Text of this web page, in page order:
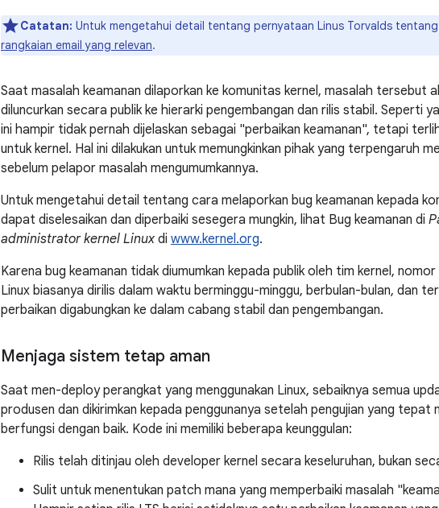
Catatan: Untuk mengetahui detail tentang pernyataan Linus Torvalds
rangkaian email yang relevan.
Saat masalah keamanan dilaporkan ke komunitas kernel, masalah tersebut
diluncurkan secara publik ke hierarki pengembangan dan rilis stabil. Seperti
ini hampir tidak pernah dijelaskan sebagai "perbaikan keamanan", tetapi
untuk kernel. Hal ini dilakukan untuk memungkinkan pihak yang terpengaruh
sebelum pelapor masalah mengumumkannya.
Untuk mengetahui detail tentang cara melaporkan bug keamanan kepada
dapat diselesaikan dan diperbaiki sesegera mungkin, lihat Bug keamanan di
administrator kernel Linux di www.kernel.org.
Karena bug keamanan tidak diumumkan kepada publik oleh tim kernel,
Linux biasanya dirilis dalam waktu berminggu-minggu, berbulan-bulan, dan
perbaikan digabungkan ke dalam cabang stabil dan pengembangan.
Menjaga sistem tetap aman
Saat men-deploy perangkat yang menggunakan Linux, sebaiknya semua
produsen dan dikirimkan kepada penggunanya setelah pengujian yang tepat
berfungsi dengan baik. Kode ini memiliki beberapa keunggulan:
Rilis telah ditinjau oleh developer kernel secara keseluruhan, bukan
Sulit untuk menentukan patch mana yang memperbaiki masalah